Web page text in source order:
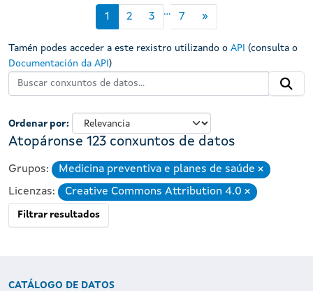
Ordenar por
Atopáronse 123 conxuntos de datos
Grupos: Medicina preventiva e planes de saúde Eliminar
Licenzas: Creative Commons Attribution 4.0 Eliminar
Filtrar resultados
1 2 3 ... 7 »
Tamén podes acceder a este rexistro utilizando o API (consulta o
Documentación da API )
CATÁLOGO DE DATOS